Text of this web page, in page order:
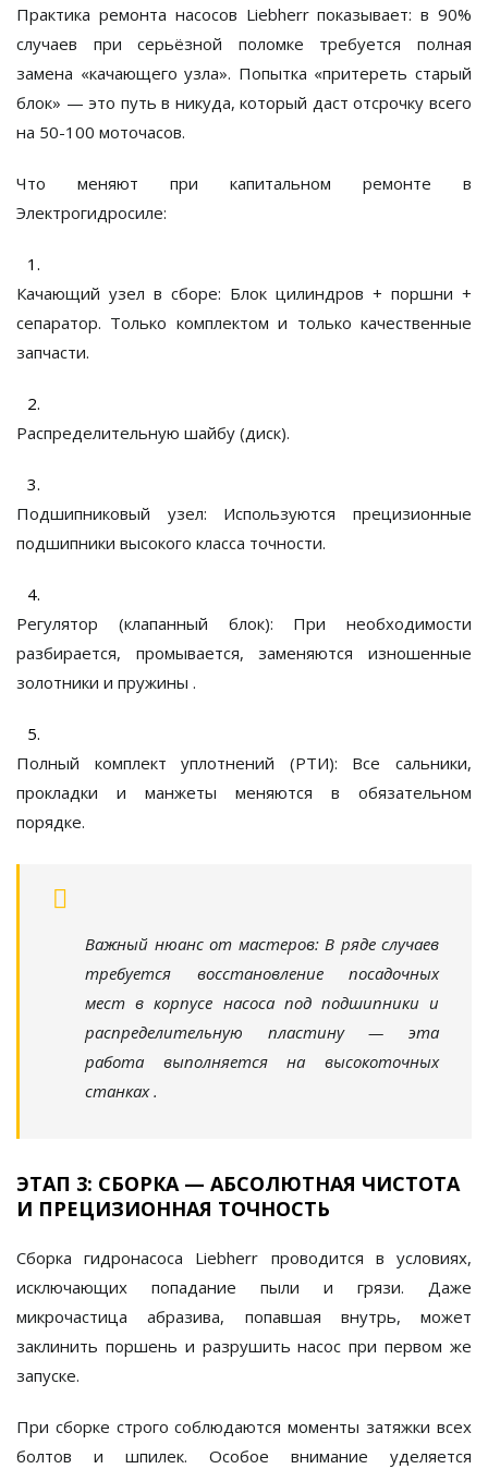
Практика ремонта насосов Liebherr показывает: в 90%
случаев при серьёзной поломке требуется полная
замена «качающего узла». Попытка «притереть старый
блок» — это путь в никуда, который даст отсрочку всего
на 50-100 моточасов.
Что меняют при капитальном ремонте в
Электрогидросиле:
Качающий узел в сборе: Блок цилиндров + поршни +
сепаратор. Только комплектом и только качественные
запчасти.
Распределительную шайбу (диск).
Подшипниковый узел: Используются прецизионные
подшипники высокого класса точности.
Регулятор (клапанный блок): При необходимости
разбирается, промывается, заменяются изношенные
золотники и пружины .
Полный комплект уплотнений (РТИ): Все сальники,
прокладки и манжеты меняются в обязательном
порядке.
Важный нюанс от мастеров:В ряде случаев
требуется восстановление посадочных
мест в корпусе насоса под подшипники и
распределительную пластину — эта
работа выполняется на высокоточных
станках.
ЭТАП 3: СБОРКА — АБСОЛЮТНАЯ ЧИСТОТА
И ПРЕЦИЗИОННАЯ ТОЧНОСТЬ
Сборка гидронасоса Liebherr проводится в условиях,
исключающих попадание пыли и грязи. Даже
микрочастица абразива, попавшая внутрь, может
заклинить поршень и разрушить насос при первом же
запуске.
При сборке строго соблюдаютсямоменты затяжки всех
болтов и шпилек. Особое внимание уделяется